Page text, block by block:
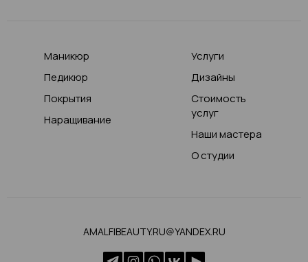
Маникюр
Педикюр
Покрытия
Наращивание
Услуги
Дизайны
Стоимость
услуг
Наши мастера
О студии
AMALFIBEAUTY.RU@YANDEX.RU